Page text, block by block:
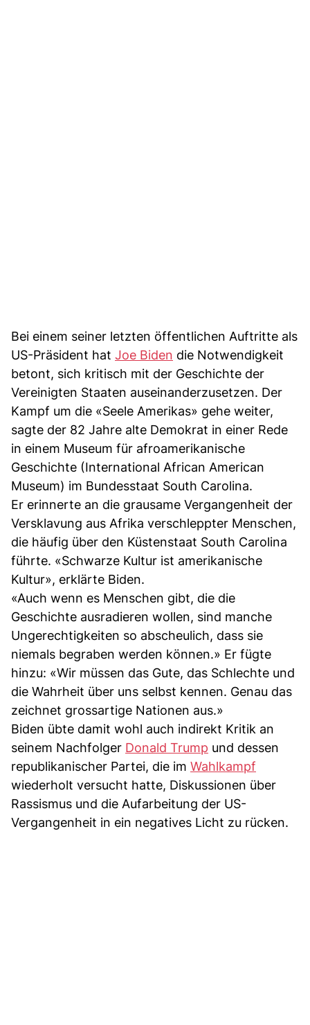
Bei einem seiner letzten öffentlichen Auftritte als
US-Präsident hat Joe Biden die Notwendigkeit
betont, sich kritisch mit der Geschichte der
Vereinigten Staaten auseinanderzusetzen. Der
Kampf um die «Seele Amerikas» gehe weiter,
sagte der 82 Jahre alte Demokrat in einer Rede
in einem Museum für afroamerikanische
Geschichte (International African American
Museum) im Bundesstaat South Carolina.
Er erinnerte an die grausame Vergangenheit der
Versklavung aus Afrika verschleppter Menschen,
die häufig über den Küstenstaat South Carolina
führte. «Schwarze Kultur ist amerikanische
Kultur», erklärte Biden.
«Auch wenn es Menschen gibt, die die
Geschichte ausradieren wollen, sind manche
Ungerechtigkeiten so abscheulich, dass sie
niemals begraben werden können.» Er fügte
hinzu: «Wir müssen das Gute, das Schlechte und
die Wahrheit über uns selbst kennen. Genau das
zeichnet grossartige Nationen aus.»
Biden übte damit wohl auch indirekt Kritik an
seinem Nachfolger Donald Trump und dessen
republikanischer Partei, die im Wahlkampf
wiederholt versucht hatte, Diskussionen über
Rassismus und die Aufarbeitung der US-
Vergangenheit in ein negatives Licht zu rücken.